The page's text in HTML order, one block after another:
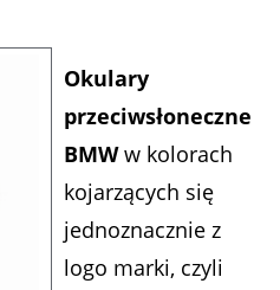
Okulary
przeciwsłoneczne
BMWw kolorach
kojarzących się
jednoznacznie z
logo marki, czyli